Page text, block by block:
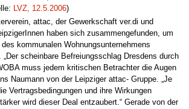
LVZ, 12.5.2006)
attac, der Gewerkschaft ver.di und
haben sich zusammengefunden, um
kommunalen Wohnungsunternehmens
„Der scheinbare Befreiungsschlag Dresdens durch
muss jedem kritischen Betrachter die Augen
Naumann von der Leipziger attac- Gruppe. „Je
Vertragsbedingungen und ihre Wirkungen
wird dieser Deal entzaubert.“ Gerade von der